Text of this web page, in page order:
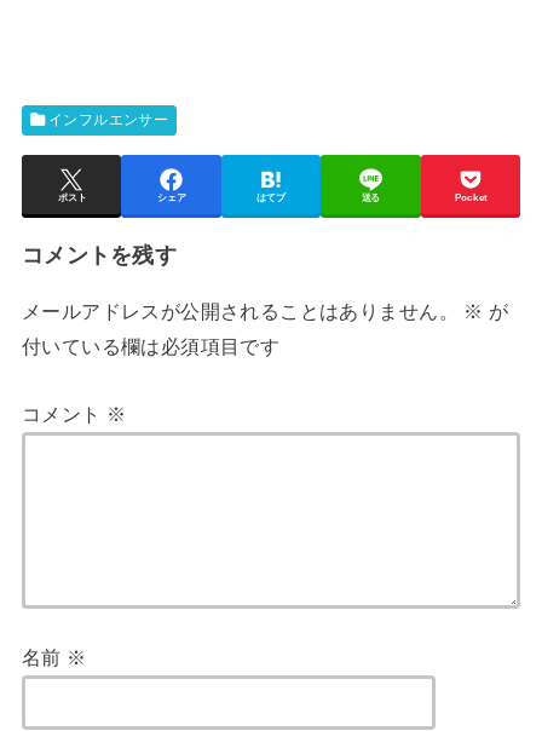
インフルエンサー
ポスト シェア はてブ 送る Pocket
コメントを残す
メールアドレスが公開されることはありません。 ※ が
付いている欄は必須項目です
コメント ※
名前 ※